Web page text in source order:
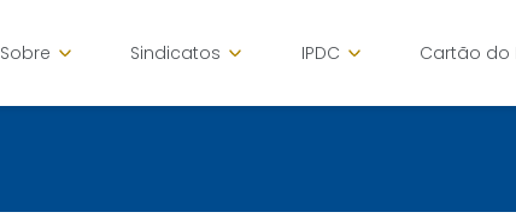
Sobre Sindicatos IPDC Cartão do